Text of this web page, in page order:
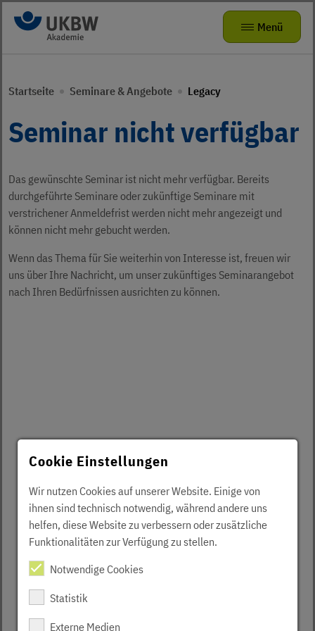
Zur Navigation
Zum Hauptinhalt
Das kleine Zebra
Radhelden at School
Verkehrsparcours für KIDS
Präventionstheater
Kamishibai
Risikodrom Straßenunterhaltungsdienst
Über uns
Die Akademie
Seminarvorschlag
Karriere
Jobs
ukbw.de
leichte Sprache
Menü
Startseite Seminare & Angebote Legacy
Seminar nicht verfügbar
Das gewünschte Seminar ist nicht mehr verfügbar. Bereits
durchgeführte Seminare oder zukünftige Seminare mit
verstrichener Anmeldefrist werden nicht mehr angezeigt und
können nicht mehr gebucht werden.
Wenn das Thema für Sie weiterhin von Interesse ist, freuen wir
uns über Ihre Nachricht, um unser zukünftiges Seminarangebot
nach Ihren Bedürfnissen ausrichten zu können.
Cookie Einstellungen
Wir nutzen Cookies auf unserer Website. Einige von
ihnen sind technisch notwendig, während andere uns
helfen, diese Website zu verbessern oder zusätzliche
Funktionalitäten zur Verfügung zu stellen.
Notwendige Cookies
Statistik
Externe Medien